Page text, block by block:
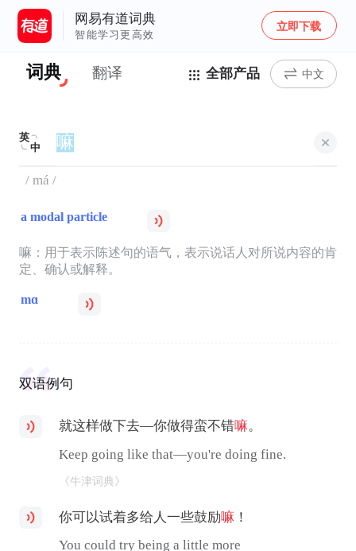
网易有道词典
智能学习更高效
立即下载
词典 翻译 全部产品 中文
英
中
/ má /
a modal particle
嘛：用于表示陈述句的语气，表示说话人对所说内容的肯
定、确认或解释。
mɑ
双语例句
就这样做下去—你做得蛮不错嘛。
Keep going like that—you're doing fine.
《牛津词典》
你可以试着多给人一些鼓励嘛 ！
You could try being a little more